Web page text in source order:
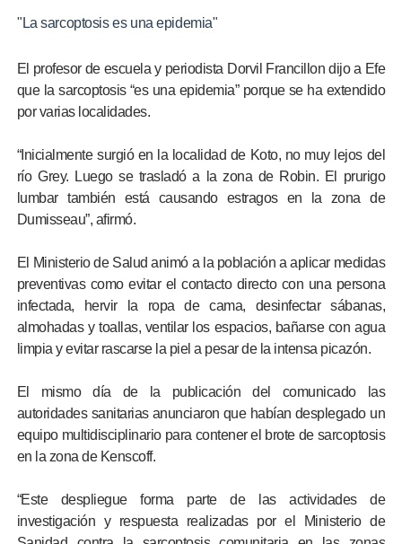
"La sarcoptosis es una epidemia"
El profesor de escuela y periodista Dorvil Francillon dijo a Efe
que la sarcoptosis “es una epidemia” porque se ha extendido
por varias localidades.
“Inicialmente surgió en la localidad de Koto, no muy lejos del
río Grey. Luego se trasladó a la zona de Robin. El prurigo
lumbar también está causando estragos en la zona de
Dumisseau”, afirmó.
El Ministerio de Salud animó a la población a aplicar medidas
preventivas como evitar el contacto directo con una persona
infectada, hervir la ropa de cama, desinfectar sábanas,
almohadas y toallas, ventilar los espacios, bañarse con agua
limpia y evitar rascarse la piel a pesar de la intensa picazón.
El mismo día de la publicación del comunicado las
autoridades sanitarias anunciaron que habían desplegado un
equipo multidisciplinario para contener el brote de sarcoptosis
en la zona de Kenscoff.
“Este despliegue forma parte de las actividades de
investigación y respuesta realizadas por el Ministerio de